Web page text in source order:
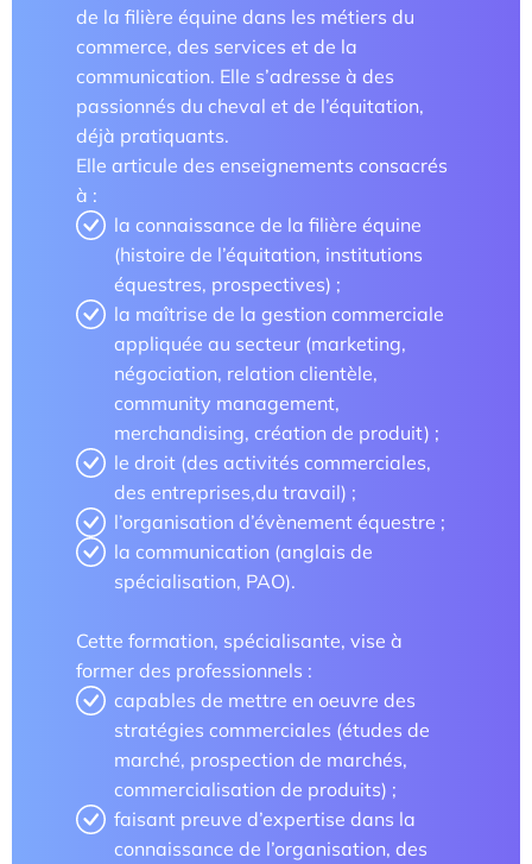
En savoir +
Compétences et attentes professionnelles dans les
métiers territoriaux touristiques
Transformation des carrières en tourisme
Les enjeux de l’égalité femmes-hommes dans les
métiers touristiques
de la filière équine dans les métiers du
commerce, des services et de la
communication. Elle s’adresse à des
passionnés du cheval et de l’équitation,
déjà pratiquants.
Elle articule des enseignements consacrés
à :
la connaissance de la filière équine
(histoire de l’équitation, institutions
équestres, prospectives) ;
la maîtrise de la gestion commerciale
appliquée au secteur (marketing,
négociation, relation clientèle,
community management,
merchandising, création de produit) ;
le droit (des activités commerciales,
des entreprises,du travail) ;
l’organisation d’évènement équestre ;
la communication (anglais de
spécialisation, PAO).
Cette formation, spécialisante, vise à
former des professionnels :
capables de mettre en oeuvre des
stratégies commerciales (études de
marché, prospection de marchés,
commercialisation de produits) ;
faisant preuve d’expertise dans la
connaissance de l’organisation, des